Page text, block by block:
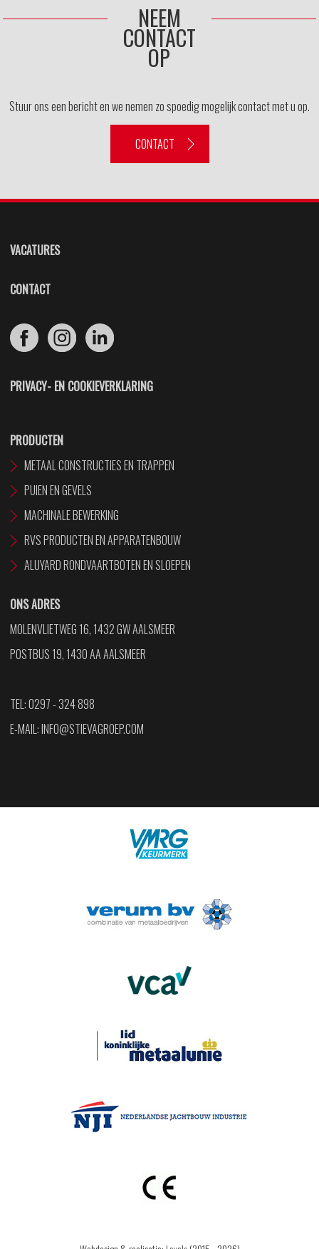
NEEM
CONTACT
OP
Stuur ons een bericht en we nemen zo spoedig mogelijk contact met u op.
CONTACT
VACATURES
CONTACT
PRIVACY- EN COOKIEVERKLARING
PRODUCTEN
METAAL CONSTRUCTIES EN TRAPPEN
PUIEN EN GEVELS
MACHINALE BEWERKING
RVS PRODUCTEN EN APPARATENBOUW
ALUYARD RONDVAARTBOTEN EN SLOEPEN
ONS ADRES
MOLENVLIETWEG 16, 1432 GW AALSMEER
POSTBUS 19, 1430 AA AALSMEER
TEL: 0297 - 324 898
E-MAIL:INFO@STIEVAGROEP.COM